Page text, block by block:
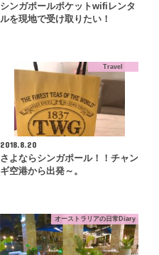
シンガポールポケットwifiレンタ
ルを現地で受け取りたい！
Travel
2018.8.20
さよならシンガポール！！チャン
ギ空港から出発～。
オーストラリアの日常Diary